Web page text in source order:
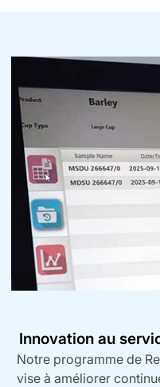
Innovation au
Notre programme de
vise à améliorer